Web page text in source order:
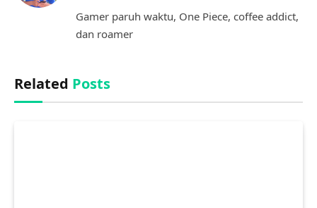
Gamer paruh waktu, One Piece, coffee addict,
dan roamer
Related Posts